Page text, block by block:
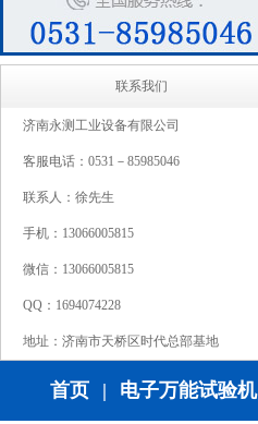
联系我们
济南永测工业设备有限公司
客服电话：0531－85985046
联系人：徐先生
手机：13066005815
微信：13066005815
QQ：1694074228
地址：济南市天桥区时代总部基地
首页 | 电子万能试验机